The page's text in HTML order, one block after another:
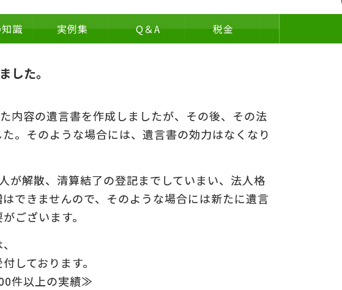
識
についての
実例集
の
Q＆A 税金
した。
内容の遺言書を作成しましたが、その後、その法
。そのような場合には、遺言書の効力はなくなり
解散、清算結了の登記までしていまい、法人格
できませんので、そのような場合には新たに遺言
ございます。
しております。
件以上の実績≫